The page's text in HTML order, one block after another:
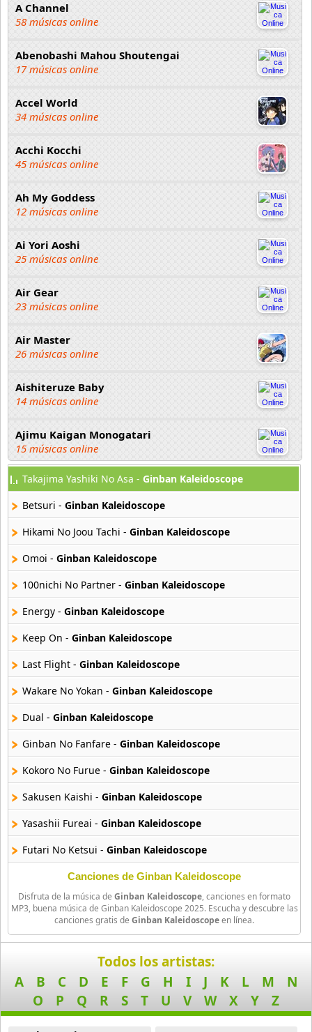
A Channel
58 músicas online
Abenobashi Mahou Shoutengai
17 músicas online
Accel World
34 músicas online
Acchi Kocchi
45 músicas online
Ah My Goddess
12 músicas online
Ai Yori Aoshi
25 músicas online
Air Gear
23 músicas online
Air Master
26 músicas online
Aishiteruze Baby
14 músicas online
Ajimu Kaigan Monogatari
15 músicas online
Akahori Gedou Hour Rabuge
29 músicas online
Akane Iro Ni Samoru Saka
26 músicas online
6 músicas online
Akikan
15 músicas online
Alejandro Arnais
3 músicas online
Amaenaideyo
26 músicas online
Amagami Ss
50 músicas online
Amatsuki
20 músicas online
Angel Beats
39 músicas online
Angel Heart
36 músicas online
Angel Sanctuary
Angelic Layer
3 músicas online
Takajima Yashiki No Asa - Ginban Kaleidoscope
Betsuri - Ginban Kaleidoscope
Hikami No Joou Tachi - Ginban Kaleidoscope
Omoi - Ginban Kaleidoscope
100nichi No Partner - Ginban Kaleidoscope
Energy - Ginban Kaleidoscope
Keep On - Ginban Kaleidoscope
Last Flight - Ginban Kaleidoscope
Wakare No Yokan - Ginban Kaleidoscope
Dual - Ginban Kaleidoscope
Ginban No Fanfare - Ginban Kaleidoscope
Kokoro No Furue - Ginban Kaleidoscope
Sakusen Kaishi - Ginban Kaleidoscope
Yasashii Fureai - Ginban Kaleidoscope
Futari No Ketsui - Ginban Kaleidoscope
Canciones de Ginban Kaleidoscope
Disfruta de la música de Ginban Kaleidoscope, canciones en formato
MP3, buena música de Ginban Kaleidoscope 2025. Escucha y descubre las
canciones gratis de Ginban Kaleidoscopeen línea.
Todos los artistas:
A
B C D E F G H I J K L M
N
O
P Q R S T U V W X Y Z